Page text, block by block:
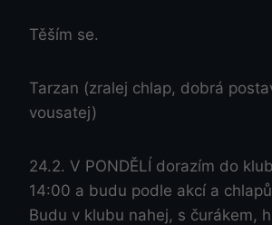
Těším se.
Tarzan (zralej chlap, dobrá
vousatej)
24.2. V PONDĚLÍ dorazím do
14:00 a budu podle akcí a
Budu v klubu nahej, s čurákem,